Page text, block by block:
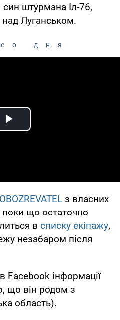
штурмана Іл-76,
Луганськом.
дня
Play Video
OBOZREVATEL з власних
що остаточно
в списку екіпажу,
незабаром після
Facebook інформації
що він родом з
область).